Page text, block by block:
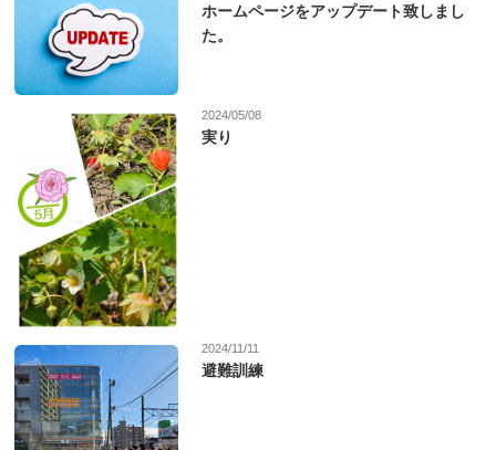
ホームページをアップデート致しまし
た。
2024/05/08
実り
2024/11/11
避難訓練